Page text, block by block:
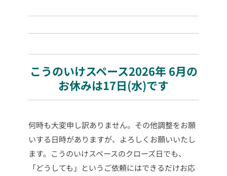
こうのいけスペース2026年 6月の
お休みは17日(水)です
何時も大変申し訳ありません。その他調整をお願
いする日時がありますが、よろしくお願いいたし
ます。こうのいけスペースのクローズ日でも、
「どうしても」というご依頼にはできるだけお応